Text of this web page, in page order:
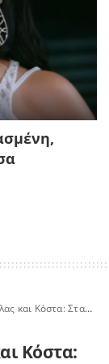
την ανθρωπιστική κρίση στη Γάζα
Κόστα: